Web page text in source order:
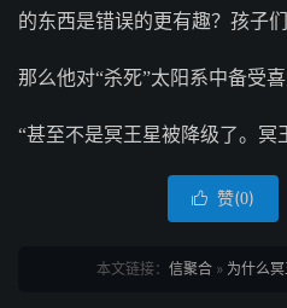
的东西是错误的更有趣？孩子
那么他对“杀死”太阳系中备受
“甚至不是冥王星被降级了。冥
 赞(0)
本文链接： 信聚合 » 为什么